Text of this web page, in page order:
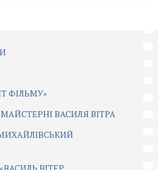
ФІЛЬМУ»
ВАСИЛЯ ВІТРА
ВІТЕР.